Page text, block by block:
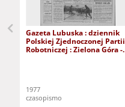
Gazeta Lubuska : dziennik
Polskiej Zjednoczonej Partii
Robotniczej : Zielona Góra -
1977
czasopismo